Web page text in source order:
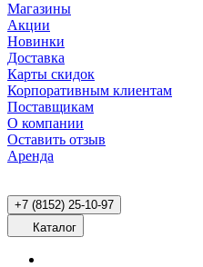
Магазины
Акции
Новинки
Доставка
Карты скидок
Корпоративным клиентам
Поставщикам
О компании
Оставить отзыв
Аренда
+7 (8152) 25-10-97
Каталог